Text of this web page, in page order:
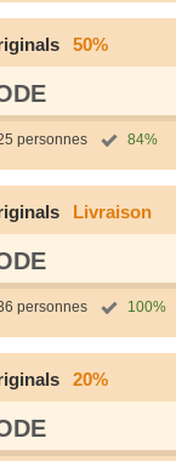
50%
personnes 84%
Livraison
personnes 100%
20%